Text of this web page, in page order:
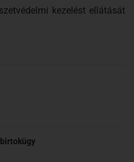
kezelést ellátását